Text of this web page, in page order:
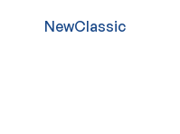
NewClassic